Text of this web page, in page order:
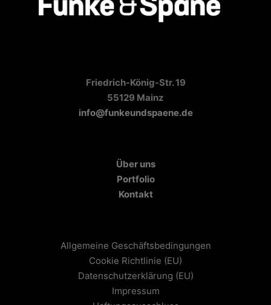
Friedrich-König-Str. 19
55129 Mainz
info@funkeundspaene.de
Über uns
Portfolio
Kontakt
Allgemeine Geschäftsbedingungen
Cookie Richtlinie (EU)
Datenschutzerklärung (EU)
Impressum